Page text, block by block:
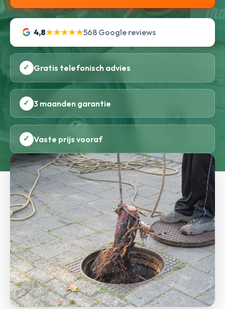
4,8★★★★★568 Google reviews
✓ Gratis telefonisch advies
✓ 3 maanden garantie
✓ Vaste prijs vooraf